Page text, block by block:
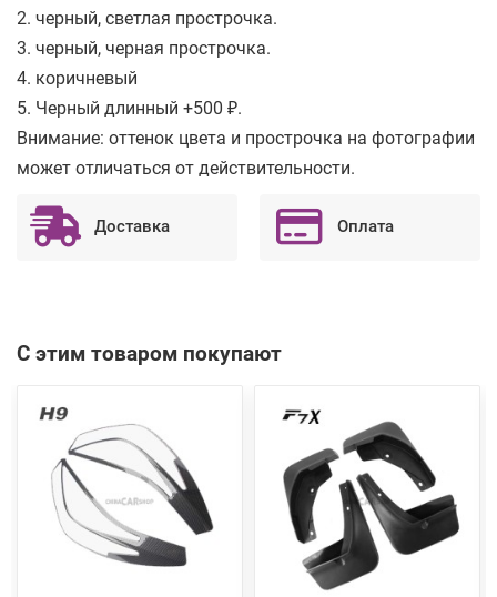
2. черный, светлая прострочка.
3. черный, черная прострочка.
4. коричневый
5. Черный длинный +500 ₽.
Внимание: оттенок цвета и прострочка на фотографии
может отличаться от действительности.
Доставка Оплата
С этим товаром покупают